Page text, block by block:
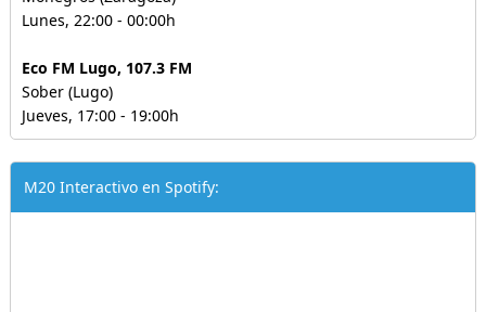
Lunes, 22:00 - 00:00h
Eco FM Lugo, 107.3 FM
Sober (Lugo)
Jueves, 17:00 - 19:00h
M20 Interactivo en Spotify: